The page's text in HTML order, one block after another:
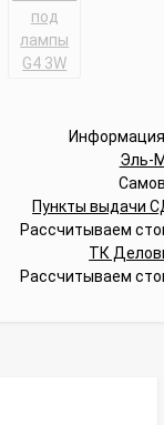
Эль-
Пункты выдачи
Рассчитываем
ТК
Рассчитываем